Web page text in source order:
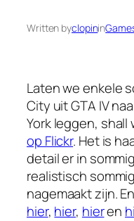
Written byclopinin
Laten we enkele
City uit GTA IV
York leggen, shall
op Flickr. Het is
detail er in
realistisch
nagemaakt zijn.
hier, hier, hieren